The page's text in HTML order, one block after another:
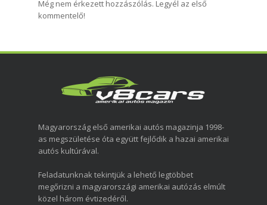
Még nem érkezett hozzászólás. Legyél az első
kommentelő!
Magyarország első amerikai autós magazinja 1998-
as megszületése óta együtt fejlődik a hazai amerikai
autós kultúrával.
Feladatunknak tekintjük a lehető legtöbbet
megőrizni a magyarországi amerikai autózás elmúlt
közel három évtizedéről.